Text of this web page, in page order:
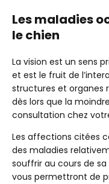
Les maladies
le chien
La vision est un sens
et est le fruit de
structures et organes
dès lors que la
consultation chez
Les affections citées
des maladies
souffrir au cours de sa
vous permettront de